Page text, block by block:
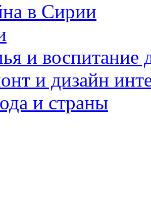
в Сирии
и воспитание
и дизайн
и страны